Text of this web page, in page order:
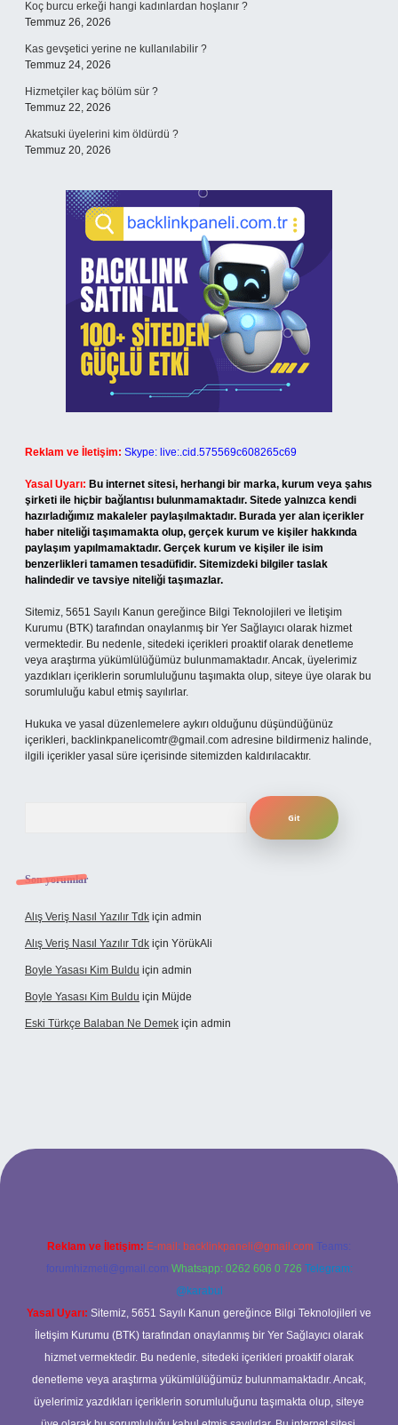
Koç burcu erkeği hangi kadınlardan hoşlanır ?
Temmuz 26, 2026
Kas gevşetici yerine ne kullanılabilir ?
Temmuz 24, 2026
Hizmetçiler kaç bölüm sür ?
Temmuz 22, 2026
Akatsuki üyelerini kim öldürdü ?
Temmuz 20, 2026
Reklam ve İletişim: Skype: live:.cid.575569c608265c69
Yasal Uyarı: Bu internet sitesi, herhangi bir marka, kurum veya şahıs
şirketi ile hiçbir bağlantısı bulunmamaktadır. Sitede yalnızca kendi
hazırladığımız makaleler paylaşılmaktadır. Burada yer alan içerikler
haber niteliği taşımamakta olup, gerçek kurum ve kişiler hakkında
paylaşım yapılmamaktadır. Gerçek kurum ve kişiler ile isim
benzerlikleri tamamen tesadüfidir. Sitemizdeki bilgiler taslak
halindedir ve tavsiye niteliği taşımazlar.
Sitemiz, 5651 Sayılı Kanun gereğince Bilgi Teknolojileri ve İletişim
Kurumu (BTK) tarafından onaylanmış bir Yer Sağlayıcı olarak hizmet
vermektedir. Bu nedenle, sitedeki içerikleri proaktif olarak denetleme
veya araştırma yükümlülüğümüz bulunmamaktadır. Ancak, üyelerimiz
yazdıkları içeriklerin sorumluluğunu taşımakta olup, siteye üye olarak bu
sorumluluğu kabul etmiş sayılırlar.
Hukuka ve yasal düzenlemelere aykırı olduğunu düşündüğünüz
içerikleri, backlinkpanelicomtr@gmail.com adresine bildirmeniz halinde,
ilgili içerikler yasal süre içerisinde sitemizden kaldırılacaktır.
Son yorumlar
Alış Veriş Nasıl Yazılır Tdk için admin
Alış Veriş Nasıl Yazılır Tdk için YörükAli
Boyle Yasası Kim Buldu için admin
Boyle Yasası Kim Buldu için Müjde
Eski Türkçe Balaban Ne Demek için admin
Reklam ve İletişim: E-mail: backlinkpaneli@gmail.com Teams:
forumhizmeti@gmail.com Whatsapp: 0262 606 0 726 Telegram:
@karabul
Yasal Uyarı: Sitemiz, 5651 Sayılı Kanun gereğince Bilgi Teknolojileri ve
İletişim Kurumu (BTK) tarafından onaylanmış bir Yer Sağlayıcı olarak
hizmet vermektedir. Bu nedenle, sitedeki içerikleri proaktif olarak
denetleme veya araştırma yükümlülüğümüz bulunmamaktadır. Ancak,
üyelerimiz yazdıkları içeriklerin sorumluluğunu taşımakta olup, siteye